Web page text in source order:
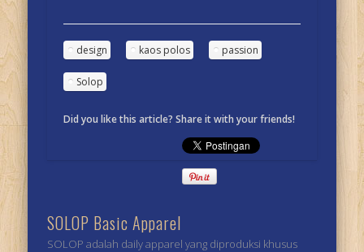
design kaos polos passion
Solop
Did you like this article? Share it with your friends!
SOLOP Basic Apparel
SOLOP adalah daily apparel yang diproduksi khusus